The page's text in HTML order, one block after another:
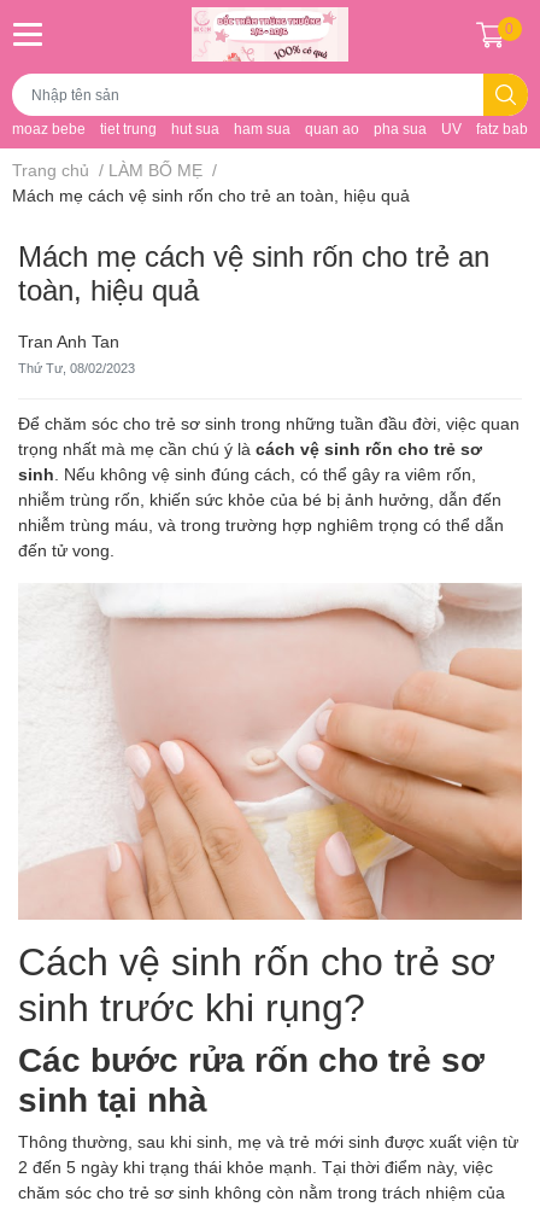
moaz bebe tiet trung hut sua ham sua quan ao pha sua UV fatz baby
0
Trang chủ / LÀM BỐ MẸ /
Mách mẹ cách vệ sinh rốn cho trẻ an toàn, hiệu quả
Mách mẹ cách vệ sinh rốn cho trẻ an
toàn, hiệu quả
Tran Anh Tan
Thứ Tư, 08/02/2023
Để chăm sóc cho trẻ sơ sinh trong những tuần đầu đời, việc quan
trọng nhất mà mẹ cần chú ý là cách vệ sinh rốn cho trẻ sơ
sinh . Nếu không vệ sinh đúng cách, có thể gây ra viêm rốn,
nhiễm trùng rốn, khiến sức khỏe của bé bị ảnh hưởng, dẫn đến
nhiễm trùng máu, và trong trường hợp nghiêm trọng có thể dẫn
đến tử vong.
Cách vệ sinh rốn cho trẻ sơ
sinh trước khi rụng?
Các bước rửa rốn cho trẻ sơ
sinh tại nhà
Thông thường, sau khi sinh, mẹ và trẻ mới sinh được xuất viện từ
2 đến 5 ngày khi trạng thái khỏe mạnh. Tại thời điểm này, việc
chăm sóc cho trẻ sơ sinh không còn nằm trong trách nhiệm của